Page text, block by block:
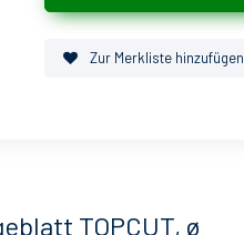
Zur Merkliste hinzufügen
TOPCUT, ø